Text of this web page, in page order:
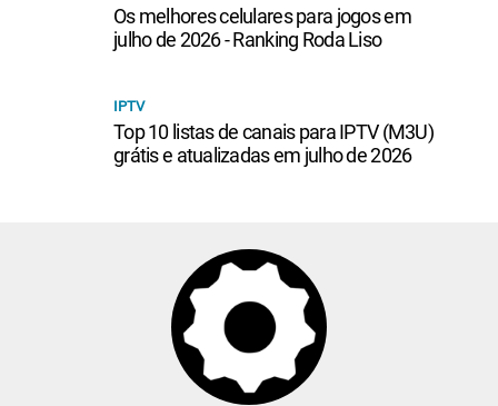
Os melhores celulares para jogos em
julho de 2026 - Ranking Roda Liso
IPTV
Top 10 listas de canais para IPTV (M3U)
grátis e atualizadas em julho de 2026